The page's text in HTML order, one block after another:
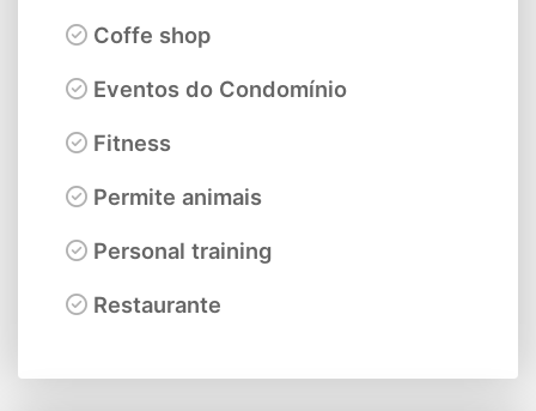
Coffe shop
Eventos do Condomínio
Fitness
Permite animais
Personal training
Restaurante